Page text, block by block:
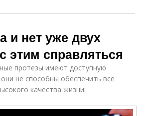
и нет уже двух
этим справляться
протезы имеют доступную
не способны обеспечить все
качества жизни: